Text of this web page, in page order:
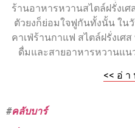
ร้านอาหารหวานสไตล์ฝรั่งเศ
ตัวยงก็ย่อมใจฟูกันทั้งนั้น ใน
คาเฟ่ร้านกาแฟ สไตล์ฝรั่งเศ
ดื่มและสายอาหารหวานแน
<< อ่ า
#คลับบาร์